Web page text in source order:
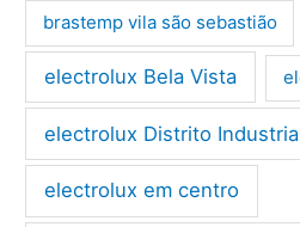
brastemp vila são sebastião
electrolux Bela Vista
electrolux Distrito
electrolux em centro